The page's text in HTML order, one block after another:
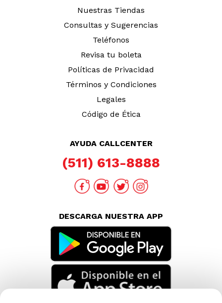
Nuestras Tiendas
Consultas y Sugerencias
Teléfonos
Revisa tu boleta
Políticas de Privacidad
Términos y Condiciones
Legales
Código de Ética
AYUDA CALLCENTER
(511) 613-8888
DESCARGA NUESTRA APP